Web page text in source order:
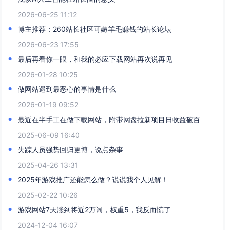
2026-06-25 11:12
博主推荐：260站长社区可薅羊毛赚钱的站长论坛
2026-06-23 17:55
最后再看你一眼，和我的必应下载网站再次说再见
2026-01-28 10:25
做网站遇到最恶心的事情是什么
2026-01-19 09:52
最近在半手工在做下载网站，附带网盘拉新项目日收益破百
2025-06-09 16:40
失踪人员强势回归更博，说点杂事
2025-04-26 13:31
2025年游戏推广还能怎么做？说说我个人见解！
2025-02-22 10:26
游戏网站7天涨到将近2万词，权重5，我反而慌了
2024-12-04 16:07